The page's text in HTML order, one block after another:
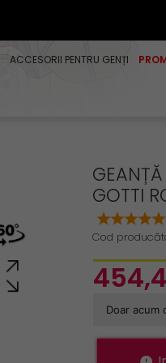
ACCESORII PENTRU GENȚI
GOTTI
Cod
454,